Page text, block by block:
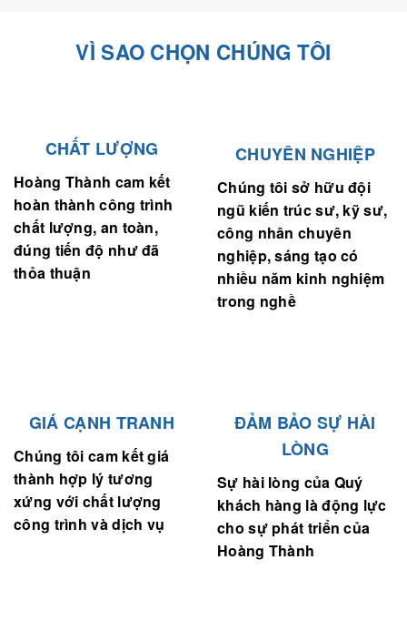
VÌ SAO CHỌN CHÚNG TÔI
CHẤT LƯỢNG
Hoàng Thành cam kết
hoàn thành công trình
chất lượng, an toàn,
đúng tiến độ như đã
thỏa thuận
CHUYÊN NGHIỆP
Chúng tôi sở hữu đội
ngũ kiến trúc sư, kỹ sư,
công nhân chuyên
nghiệp, sáng tạo có
nhiều năm kinh nghiệm
trong nghề
GIÁ CẠNH TRANH
Chúng tôi cam kết giá
thành hợp lý tương
xứng với chất lượng
công trình và dịch vụ
ĐẢM BẢO SỰ HÀI
LÒNG
Sự hài lòng của Quý
khách hàng là động lực
cho sự phát triển của
Hoàng Thành